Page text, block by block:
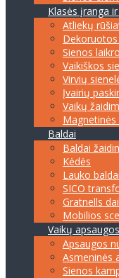
Klasės įranga
Atliekų
Sienos
Vaikiškos
Virvių
Įvairių
Vaikų
Baldai
Baldai
Kėdės
Lauko baldai
SICO
Gratnells
Mobilios
Vaikų
Apsaugos
Asmeninės
Sienos